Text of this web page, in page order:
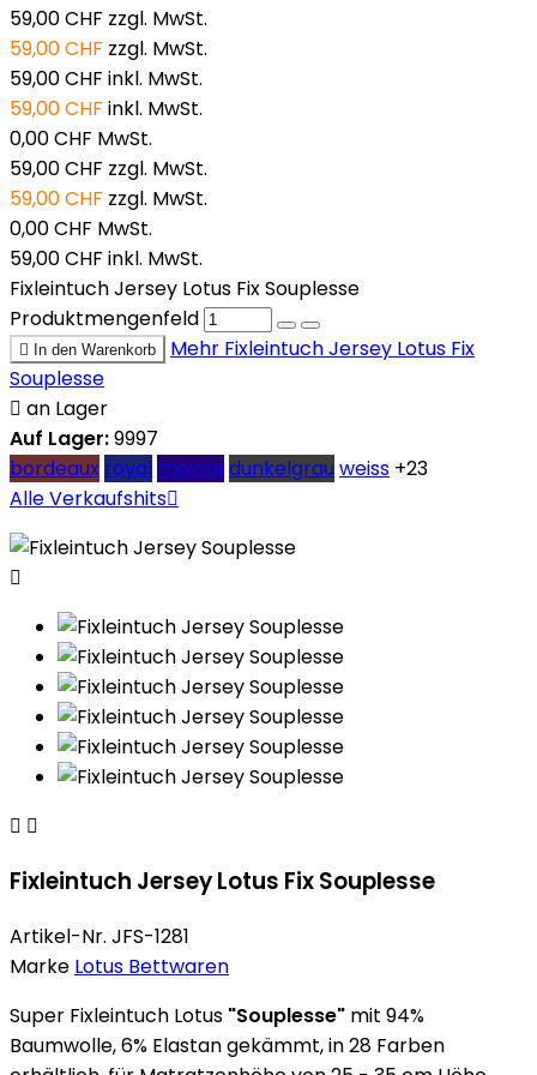
59,00 CHF zzgl. MwSt.
59,00 CHF zzgl. MwSt.
59,00 CHF inkl. MwSt.
59,00 CHF inkl. MwSt.
0,00 CHF MwSt.
59,00 CHF zzgl. MwSt.
59,00 CHF zzgl. MwSt.
0,00 CHF MwSt.
59,00 CHF inkl. MwSt.
Fixleintuch Jersey Lotus Fix Souplesse
Produktmengenfeld
 In den Warenkorb Mehr Fixleintuch Jersey Lotus Fix
Souplesse
 an Lager
Auf Lager:9997
bordeaux royal marine dunkelgrauweiss +23
Alle Verkaufshits

 
Fixleintuch Jersey Lotus Fix Souplesse
Artikel-Nr. JFS-1281
Marke Lotus Bettwaren
Super Fixleintuch Lotus "Souplesse" mit 94%
Baumwolle, 6% Elastan gekämmt, in 28 Farben